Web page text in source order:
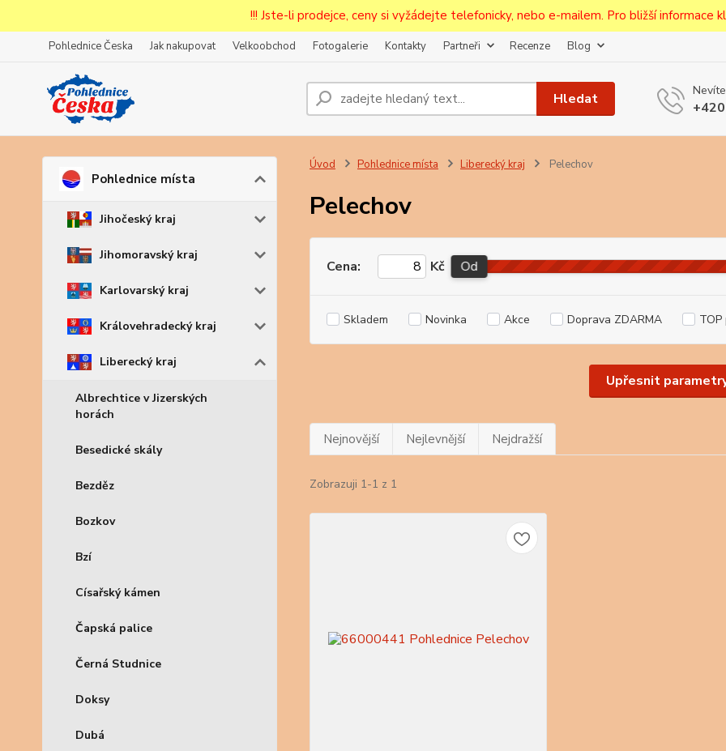
!!! Jste-li prodejce, ceny si vyžádejte telefonicky, nebo e-mailem. Pro bližší informace
Pohlednice Česka Jak nakupovat Velkoobchod Fotogalerie Kontakty Partneři Recenze Blog
Hledat
Pohlednice místa
Jihočeský kraj
Jihomoravský kraj
Karlovarský kraj
Královehradecký kraj
Liberecký kraj
Albrechtice v Jizerských
horách
Besedické skály
Bezděz
Bozkov
Bzí
Císařský kámen
Čapská palice
Černá Studnice
Doksy
Dubá
Úvod Pohlednice místa Liberecký kraj Pelechov
Pelechov
Upřesnit
Cena: Kč Od
Skladem Novinka Akce Doprava ZDARMA
Nejnovější Nejlevnější Nejdražší
Zobrazuji 1-1 z 1
Prodejcům bude po zaregistrování nastavena sleva, případně upravena
první objednávce.
Souhlasím se zpracováním osobních údajůpro účely registrace.
Zavřít